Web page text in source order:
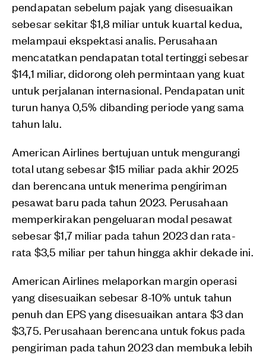
pendapatan sebelum pajak yang disesuaikan
sebesar sekitar $1,8 miliar untuk kuartal kedua,
melampaui ekspektasi analis. Perusahaan
mencatatkan pendapatan total tertinggi sebesar
$14,1 miliar, didorong oleh permintaan yang kuat
untuk perjalanan internasional. Pendapatan unit
turun hanya 0,5% dibanding periode yang sama
tahun lalu.
American Airlines bertujuan untuk mengurangi
total utang sebesar $15 miliar pada akhir 2025
dan berencana untuk menerima pengiriman
pesawat baru pada tahun 2023. Perusahaan
memperkirakan pengeluaran modal pesawat
sebesar $1,7 miliar pada tahun 2023 dan rata-
rata $3,5 miliar per tahun hingga akhir dekade ini.
American Airlines melaporkan margin operasi
yang disesuaikan sebesar 8-10% untuk tahun
penuh dan EPS yang disesuaikan antara $3 dan
$3,75. Perusahaan berencana untuk fokus pada
pengiriman pada tahun 2023 dan membuka lebih